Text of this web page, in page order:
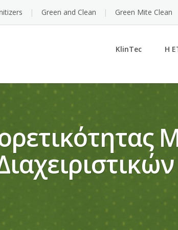
Green and Clean Green Mite Clean
KlinTec Η